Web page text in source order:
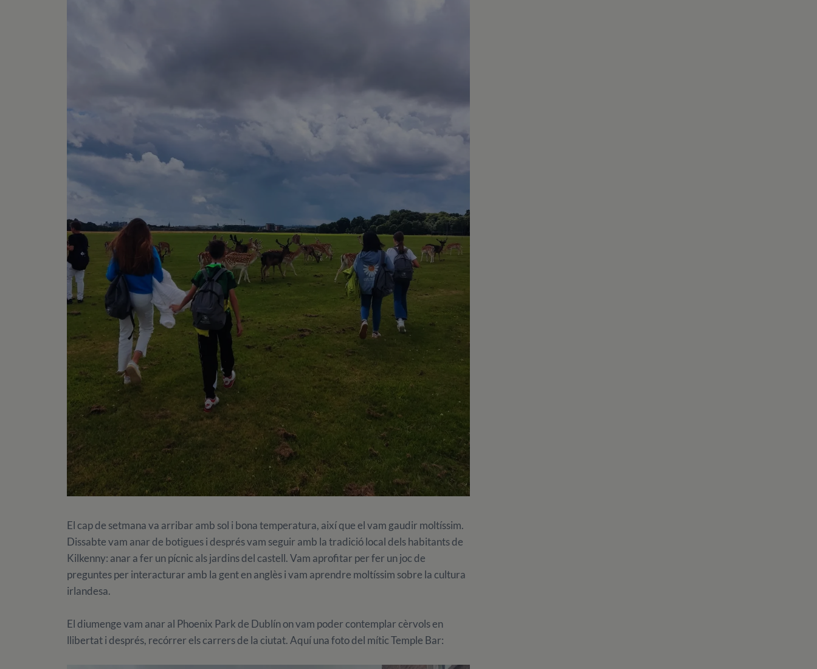
El cap de setmana va arribar amb sol i bona temperatura, així que el vam gaudir moltíssim.
Dissabte vam anar de botigues i després vam seguir amb la tradició local dels habitants de
Kilkenny: anar a fer un pícnic als jardins del castell. Vam aprofitar per fer un joc de
preguntes per interacturar amb la gent en anglès i vam aprendre moltíssim sobre la cultura
irlandesa.
El diumenge vam anar al Phoenix Park de Dublín on vam poder contemplar cèrvols en
llibertat i després, recórrer els carrers de la ciutat. Aquí una foto del mític Temple Bar: